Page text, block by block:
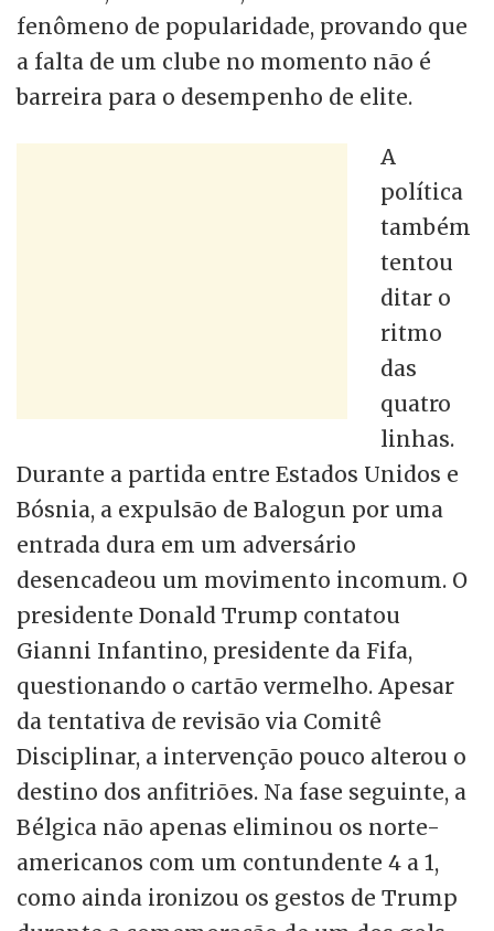
fenômeno de popularidade, provando que
a falta de um clube no momento não é
barreira para o desempenho de elite.
A
política
também
tentou
ditar o
ritmo
das
quatro
linhas.
Durante a partida entre Estados Unidos e
Bósnia, a expulsão de Balogun por uma
entrada dura em um adversário
desencadeou um movimento incomum. O
presidente Donald Trump contatou
Gianni Infantino, presidente da Fifa,
questionando o cartão vermelho. Apesar
da tentativa de revisão via Comitê
Disciplinar, a intervenção pouco alterou o
destino dos anfitriões. Na fase seguinte, a
Bélgica não apenas eliminou os norte-
americanos com um contundente 4 a 1,
como ainda ironizou os gestos de Trump